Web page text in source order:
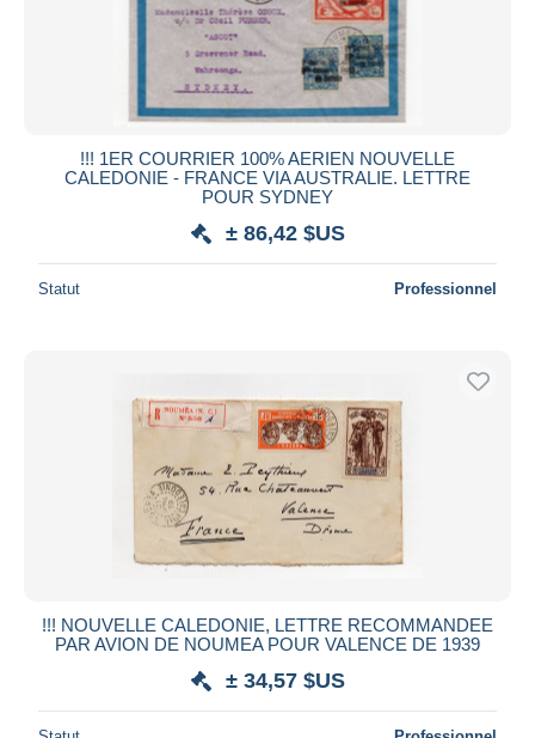
!!! 1ER COURRIER 100% AERIEN NOUVELLE
CALEDONIE - FRANCE VIA AUSTRALIE. LETTRE
POUR SYDNEY
± 86,42 $US
Statut Professionnel
!!! NOUVELLE CALEDONIE, LETTRE RECOMMANDEE
PAR AVION DE NOUMEA POUR VALENCE DE 1939
± 34,57 $US